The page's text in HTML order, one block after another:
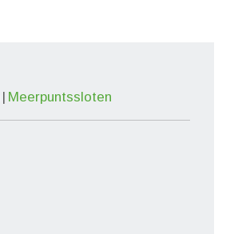
Meerpuntssloten